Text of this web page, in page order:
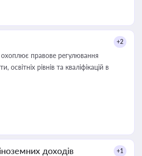
+2
правове регулювання
освітніх рівнів та кваліфікацій в
доходів +1